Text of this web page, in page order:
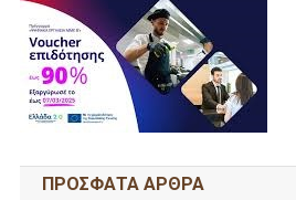
ΠΡΌΣΦΑΤΑ ΆΡΘΡΑ